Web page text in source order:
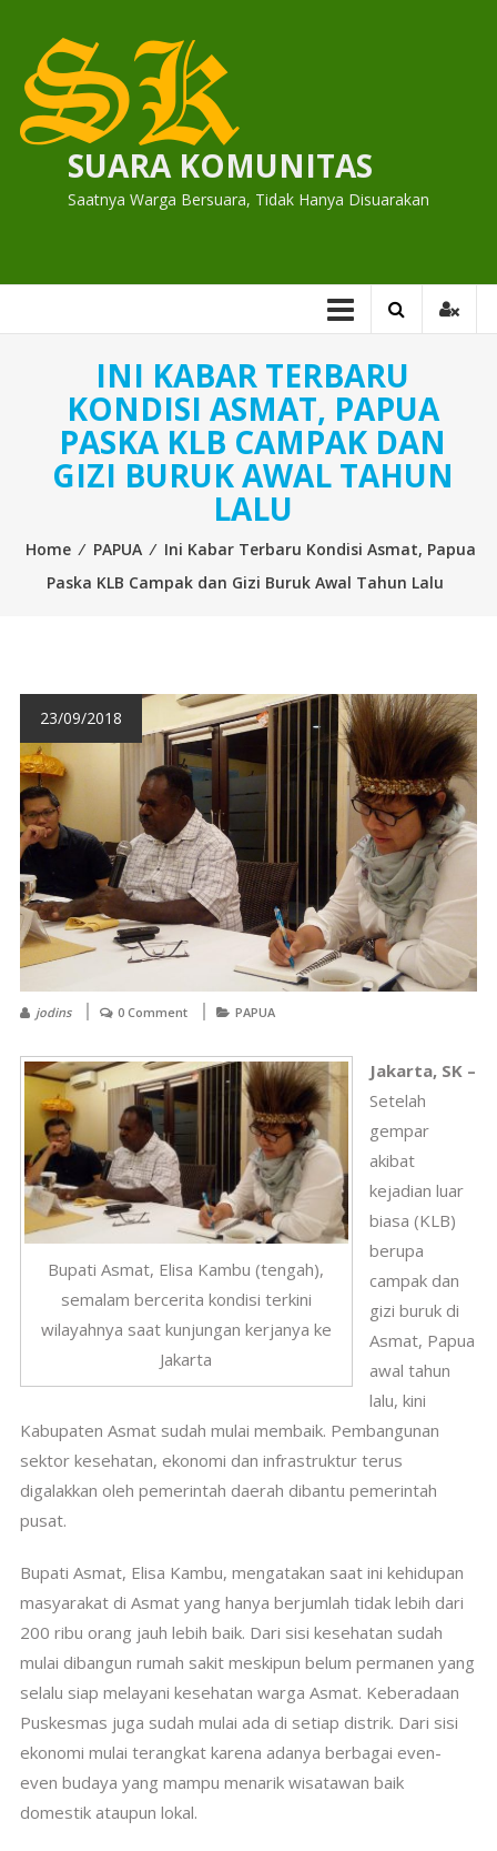
content
SUARA KOMUNITAS
Saatnya Warga Bersuara, Tidak Hanya Disuarakan
INI KABAR TERBARU
KONDISI ASMAT, PAPUA
PASKA KLB CAMPAK DAN
GIZI BURUK AWAL TAHUN
LALU
Home ⁄ PAPUA ⁄ Ini Kabar Terbaru Kondisi Asmat, Papua
Paska KLB Campak dan Gizi Buruk Awal Tahun Lalu
23/09/2018
jodins 0 Comment PAPUA
Bupati Asmat, Elisa Kambu (tengah),
semalam bercerita kondisi terkini
wilayahnya saat kunjungan kerjanya ke
Jakarta
Jakarta, SK –
Setelah
gempar
akibat
kejadian luar
biasa (KLB)
berupa
campak dan
gizi buruk di
Asmat, Papua
awal tahun
lalu, kini
Kabupaten Asmat sudah mulai membaik. Pembangunan
sektor kesehatan, ekonomi dan infrastruktur terus
digalakkan oleh pemerintah daerah dibantu pemerintah
pusat.
Bupati Asmat, Elisa Kambu, mengatakan saat ini kehidupan
masyarakat di Asmat yang hanya berjumlah tidak lebih dari
200 ribu orang jauh lebih baik. Dari sisi kesehatan sudah
mulai dibangun rumah sakit meskipun belum permanen yang
selalu siap melayani kesehatan warga Asmat. Keberadaan
Puskesmas juga sudah mulai ada di setiap distrik. Dari sisi
ekonomi mulai terangkat karena adanya berbagai even-
even budaya yang mampu menarik wisatawan baik
domestik ataupun lokal.